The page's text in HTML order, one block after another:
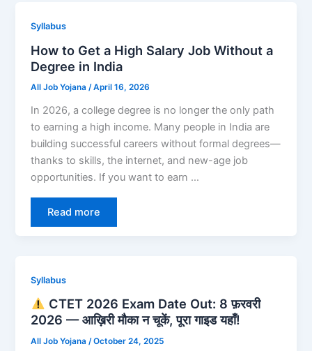
Syllabus
How to Get a High Salary Job Without a
Degree in India
All Job Yojana/April 16, 2026
In 2026, a college degree is no longer the only path
to earning a high income. Many people in India are
building successful careers without formal degrees—
thanks to skills, the internet, and new-age job
opportunities. If you want to earn …
Read more
Syllabus
CTET 2026 Exam Date Out: 8 फ़रवरी
2026 — आख़िरी मौका न चूकें, पूरा गाइड यहाँ!
All Job Yojana/October 24, 2025